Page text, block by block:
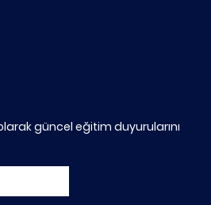
güncel eğitim duyurularını